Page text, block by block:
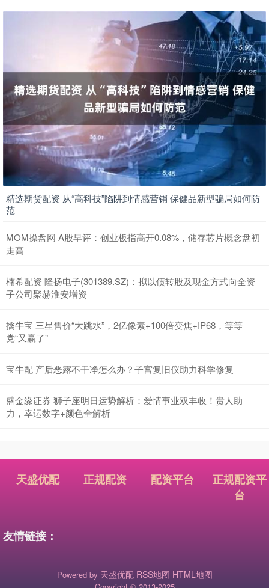
精选期货配资 从“高科技”陷阱到情感营销 保健品新型骗局如何防
范
MOM操盘网 A股早评：创业板指高开0.08%，储存芯片概念盘初
走高
楠希配资 隆扬电子(301389.SZ)：拟以债转股及现金方式向全资
子公司聚赫淮安增资
擒牛宝 三星售价“大跳水”，2亿像素+100倍变焦+IP68，等等
党“又赢了”
宝牛配 产后恶露不干净怎么办？子宫复旧仪助力科学修复
盛金缘证券 狮子座明日运势解析：爱情事业双丰收！贵人助
力，幸运数字+颜色全解析
天盛优配 正规配资 配资平台
正规配资平
台
友情链接：
Powered by 天盛优配 RSS地图 HTML地图